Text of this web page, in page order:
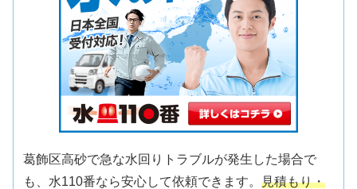
葛飾区高砂で急な水回りトラブルが発生した場合で
も、水110番なら安心して依頼できます。見積もり・